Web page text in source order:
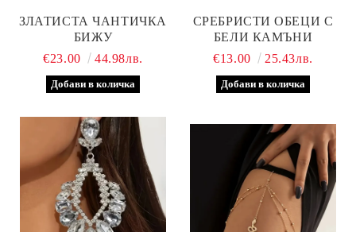
ЗЛАТИСТА ЧАНТИЧКА
БИЖУ
€23.00
44.98лв.
СРЕБРИСТИ ОБЕЦИ С
БЕЛИ КАМЪНИ
€13.00
25.43лв.